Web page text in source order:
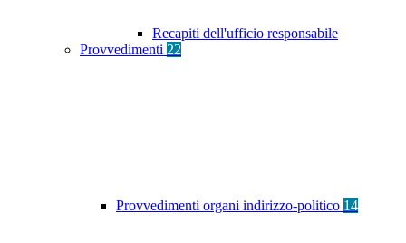
Recapiti dell'ufficio responsabile
Provvedimenti 22
Provvedimenti organi indirizzo-politico 14